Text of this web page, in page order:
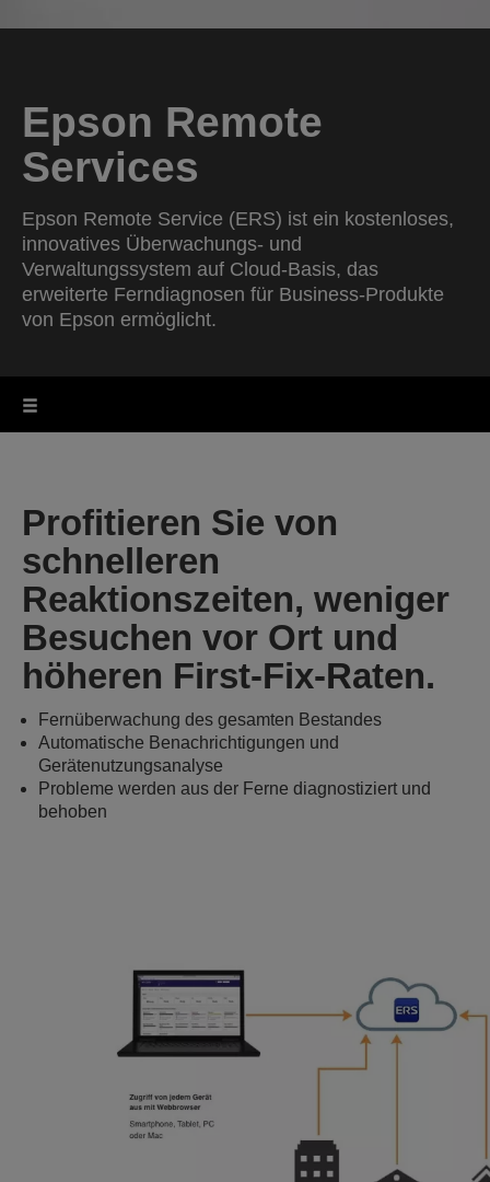
Epson Remote
Services
Epson Remote Service (ERS) ist ein kostenloses,
innovatives Überwachungs- und
Verwaltungssystem auf Cloud-Basis, das
erweiterte Ferndiagnosen für Business-Produkte
von Epson ermöglicht.
Profitieren Sie von
schnelleren
Reaktionszeiten, weniger
Besuchen vor Ort und
höheren First-Fix-Raten.
Fernüberwachung des gesamten Bestandes
Automatische Benachrichtigungen und
Gerätenutzungsanalyse
Probleme werden aus der Ferne diagnostiziert und
behoben